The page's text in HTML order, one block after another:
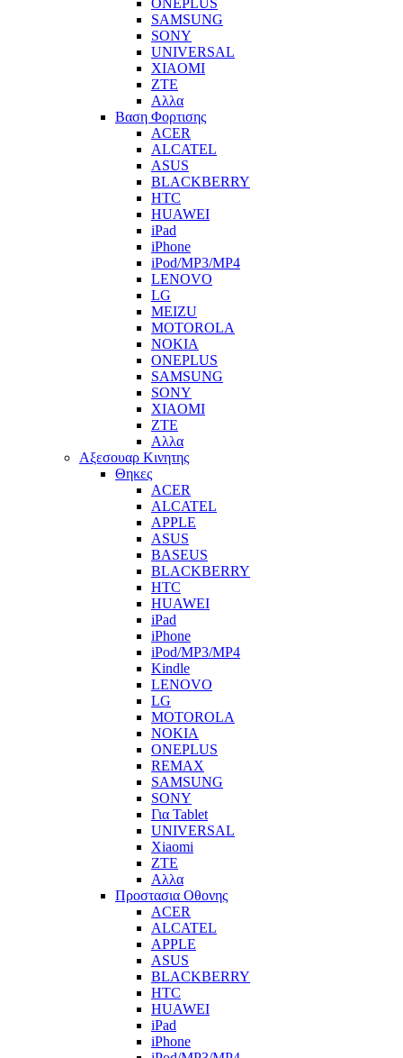
ONEPLUS
SAMSUNG
SONY
UNIVERSAL
XIAOMI
ZTE
Αλλα
Βαση Φορτισης
ACER
ALCATEL
ASUS
BLACKBERRY
HTC
HUAWEI
iPad
iPhone
iPod/MP3/MP4
LENOVO
LG
MEIZU
MOTOROLA
NOKIA
ONEPLUS
SAMSUNG
SONY
XIAOMI
ZTE
Αλλα
Αξεσουαρ Κινητης
Θηκες
ACER
ALCATEL
APPLE
ASUS
BASEUS
BLACKBERRY
HTC
HUAWEI
iPad
iPhone
iPod/MP3/MP4
Kindle
LENOVO
LG
MOTOROLA
NOKIA
ONEPLUS
REMAX
SAMSUNG
SONY
Για Tablet
UNIVERSAL
Xiaomi
ZTE
Αλλα
Προστασια Οθονης
ACER
ALCATEL
APPLE
ASUS
BLACKBERRY
HTC
HUAWEI
iPad
iPhone